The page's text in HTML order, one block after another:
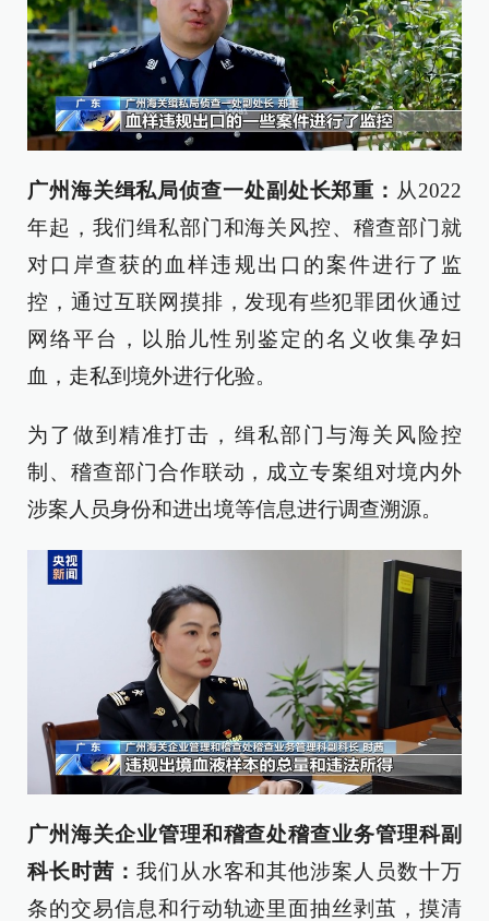
广州海关缉私局侦查一处副处长郑重： 从2022
年起，我们缉私部门和海关风控、稽查部门就
对口岸查获的血样违规出口的案件进行了监
控，通过互联网摸排，发现有些犯罪团伙通过
网络平台，以胎儿性别鉴定的名义收集孕妇
血，走私到境外进行化验。
为了做到精准打击，缉私部门与海关风险控
制、稽查部门合作联动，成立专案组对境内外
涉案人员身份和进出境等信息进行调查溯源。
广州海关企业管理和稽查处稽查业务管理科副
科长时茜： 我们从水客和其他涉案人员数十万
条的交易信息和行动轨迹里面抽丝剥茧，摸清